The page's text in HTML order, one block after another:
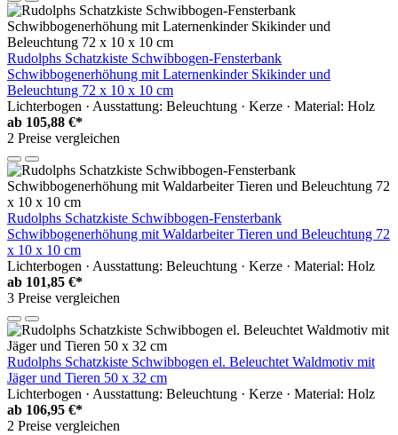
Rudolphs Schatzkiste Schwibbogen-Fensterbank
Schwibbogenerhöhung mit Laternenkinder Skikinder und
Beleuchtung 72 x 10 x 10 cm
Lichterbogen · Ausstattung: Beleuchtung · Kerze · Material: Holz
ab 105,88 €*
2 Preise vergleichen
Rudolphs Schatzkiste Schwibbogen-Fensterbank
Schwibbogenerhöhung mit Waldarbeiter Tieren und Beleuchtung 72
x 10 x 10 cm
Lichterbogen · Ausstattung: Beleuchtung · Kerze · Material: Holz
ab 101,85 €*
3 Preise vergleichen
Rudolphs Schatzkiste Schwibbogen el. Beleuchtet Waldmotiv mit
Jäger und Tieren 50 x 32 cm
Lichterbogen · Ausstattung: Beleuchtung · Kerze · Material: Holz
ab 106,95 €*
2 Preise vergleichen